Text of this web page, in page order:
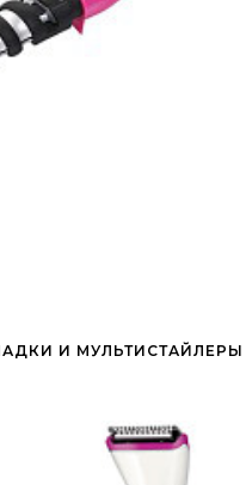
И МУЛЬТИСТАЙЛЕРЫ